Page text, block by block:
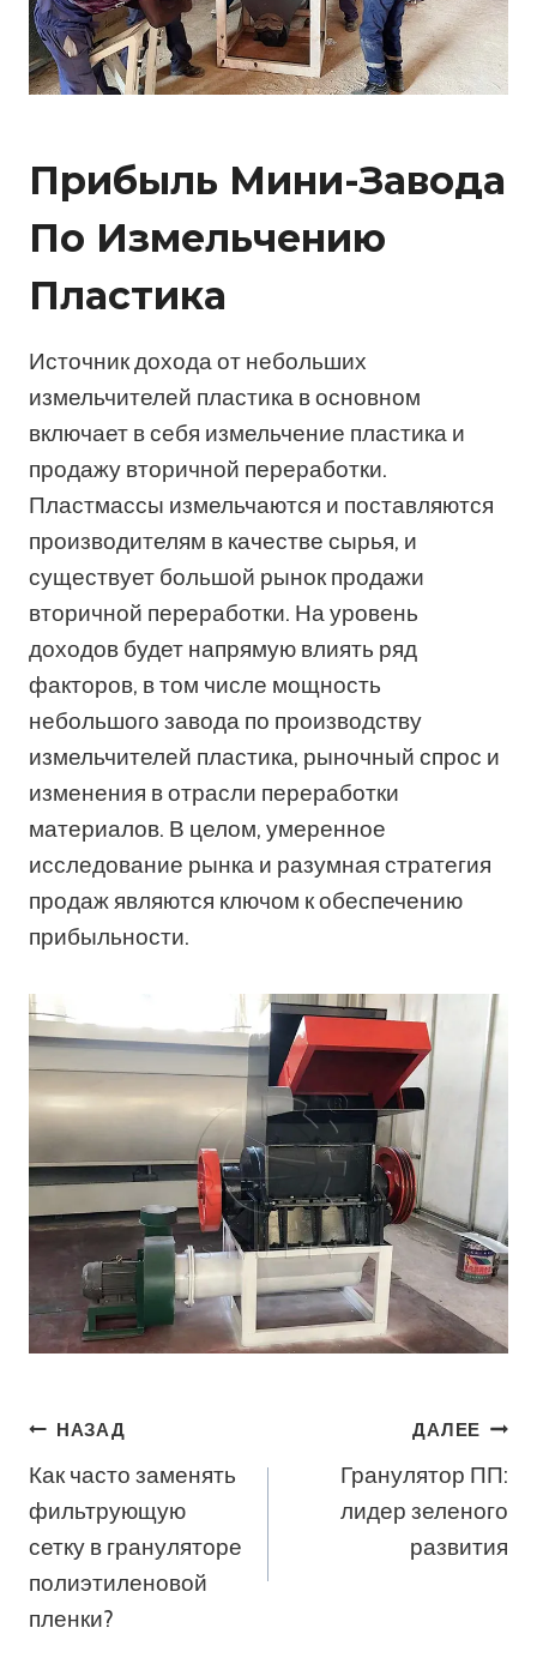
Прибыль Мини-Завода
По Измельчению
Пластика
Источник дохода от небольших
измельчителей пластика в основном
включает в себя измельчение пластика и
продажу вторичной переработки.
Пластмассы измельчаются и поставляются
производителям в качестве сырья, и
существует большой рынок продажи
вторичной переработки. На уровень
доходов будет напрямую влиять ряд
факторов, в том числе мощность
небольшого завода по производству
измельчителей пластика, рыночный спрос и
изменения в отрасли переработки
материалов. В целом, умеренное
исследование рынка и разумная стратегия
продаж являются ключом к обеспечению
прибыльности.
Навигация
По
Записям
НАЗАД
Как часто заменять
фильтрующую
сетку в грануляторе
полиэтиленовой
пленки?
ДАЛЕЕ
Гранулятор ПП:
лидер зеленого
развития